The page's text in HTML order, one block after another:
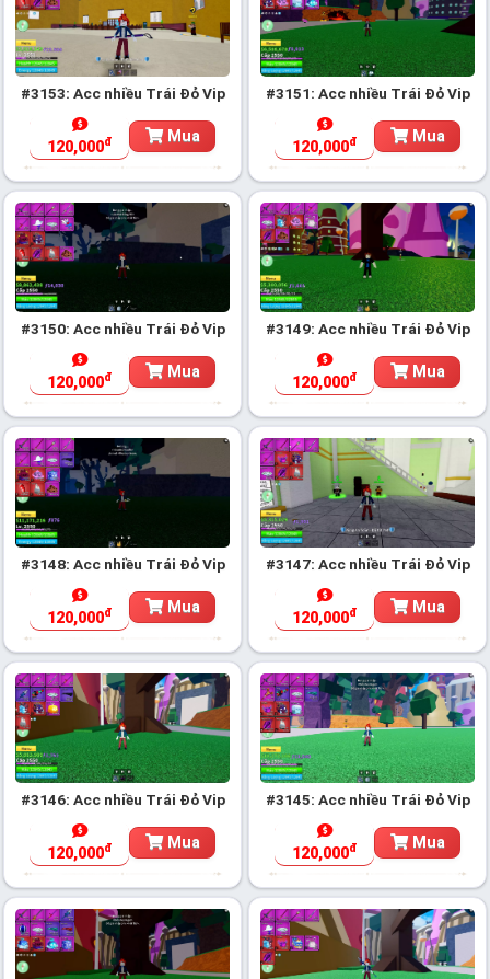
#3153: Acc nhiều Trái Đỏ Vip
120,000đ Mua
#3151: Acc nhiều Trái Đỏ Vip
120,000đ Mua
#3150: Acc nhiều Trái Đỏ Vip
120,000đ Mua
#3149: Acc nhiều Trái Đỏ Vip
120,000đ Mua
#3148: Acc nhiều Trái Đỏ Vip
120,000đ Mua
#3147: Acc nhiều Trái Đỏ Vip
120,000đ Mua
#3146: Acc nhiều Trái Đỏ Vip
120,000đ Mua
#3145: Acc nhiều Trái Đỏ Vip
120,000đ Mua